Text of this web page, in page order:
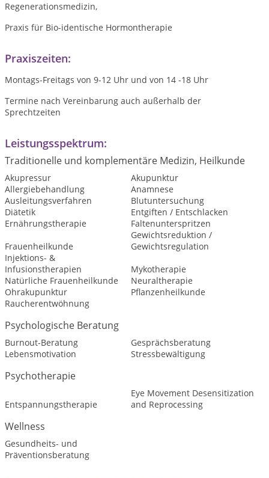
Regenerationsmedizin,
Praxis für Bio-identische Hormontherapie
Praxiszeiten:
Montags-Freitags von 9-12 Uhr und von 14 -18 Uhr
Termine nach Vereinbarung auch außerhalb der
Sprechtzeiten
Leistungsspektrum:
Traditionelle und komplementäre Medizin, Heilkunde
Akupressur
Akupunktur
Allergiebehandlung
Anamnese
Ausleitungsverfahren
Blutuntersuchung
Diätetik
Entgiften / Entschlacken
Ernährungstherapie
Faltenunterspritzen
Frauenheilkunde
Gewichtsreduktion /
Gewichtsregulation
Injektions- &
Infusionstherapien
Mykotherapie
Natürliche Frauenheilkunde
Neuraltherapie
Ohrakupunktur
Pflanzenheilkunde
Raucherentwöhnung
Psychologische Beratung
Burnout-Beratung
Gesprächsberatung
Lebensmotivation
Stressbewältigung
Psychotherapie
Entspannungstherapie
Eye Movement Desensitization
and Reprocessing
Wellness
Gesundheits- und
Präventionsberatung